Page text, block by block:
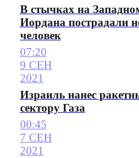
В стычках на
Иордана пострадали
человек
07:20
9 СЕН
2021
Израиль нанес
сектору Газа
00:45
7 СЕН
2021